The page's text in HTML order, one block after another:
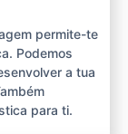
permite-te
Podemos
a tua
para ti.